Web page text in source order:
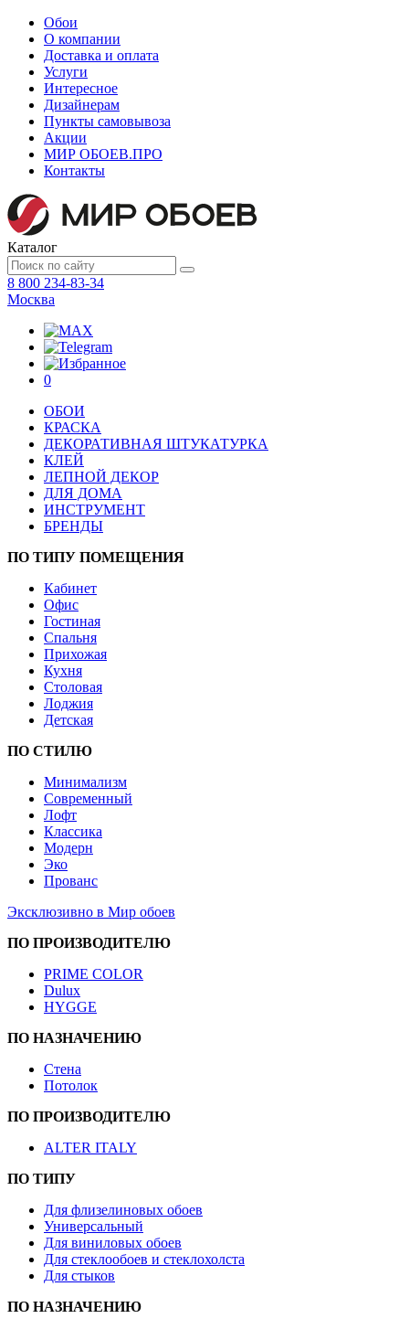
Обои
О компании
Доставка и оплата
Услуги
Интересное
Дизайнерам
Пункты самовывоза
Акции
МИР ОБОЕВ.ПРО
Контакты
Каталог
8 800 234-83-34
Москва
0
ОБОИ
КРАСКА
ДЕКОРАТИВНАЯ ШТУКАТУРКА
КЛЕЙ
ЛЕПНОЙ ДЕКОР
ДЛЯ ДОМА
ИНСТРУМЕНТ
БРЕНДЫ
ПО ТИПУ ПОМЕЩЕНИЯ
Кабинет
Офис
Гостиная
Спальня
Прихожая
Кухня
Столовая
Лоджия
Детская
ПО СТИЛЮ
Минимализм
Современный
Лофт
Классика
Модерн
Эко
Прованс
Эксклюзивно в Мир обоев
ПО ПРОИЗВОДИТЕЛЮ
PRIME COLOR
Dulux
HYGGE
ПО НАЗНАЧЕНИЮ
Стена
Потолок
ПО ПРОИЗВОДИТЕЛЮ
ALTER ITALY
ПО ТИПУ
Для флизелиновых обоев
Универсальный
Для виниловых обоев
Для стеклообоев и стеклохолста
Для стыков
ПО НАЗНАЧЕНИЮ